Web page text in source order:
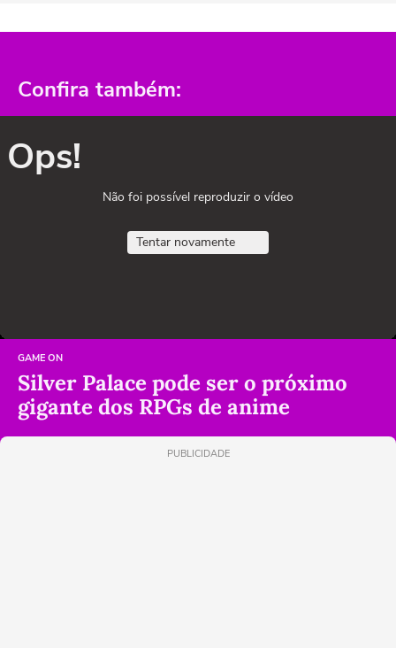
Confira também:
Ops!
Não foi possível reproduzir o vídeo
Tentar novamente
GAME ON
Silver Palace pode ser o próximo
gigante dos RPGs de anime
PUBLICIDADE